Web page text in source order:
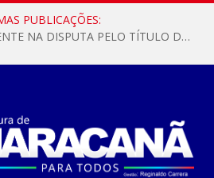
PUBLICAÇÕES:
MARACANÃ SAI NA FRENTE NA DISPUTA PELO TÍTULO DA COPA PARÁ SUB-17!